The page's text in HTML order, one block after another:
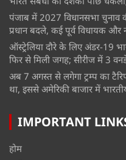
पंजाब में 2027 विधानसभा चुनाव
प्रधान बदले, कई पूर्व विधायक और
ऑस्ट्रेलिया दौरे के लिए अंडर-19
फिर से मिली जगह; सीरीज में 3
अब 7 अगस्त से लगेगा ट्रम्प का
था, इससे अमेरिकी बाजार में
IMPORTANT
होम